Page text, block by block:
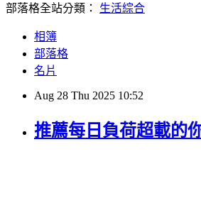
部落格全站分類： 生活綜合
相簿
部落格
名片
Aug 28 Thu 2025 10:52
推薦每日負荷超載的